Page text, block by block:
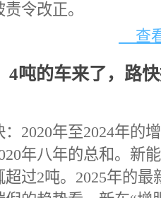
令改正。
查
4吨的车来了，路
2020年至2024年的
年八年的总和。新
过2吨。2025年的最